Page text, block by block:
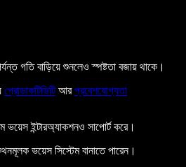
গতি বাড়িয়ে শুনলেও স্পষ্টতা বজায় থাকে।
প্রোডাকটিভিটিআরপ্রবেশযোগ্যতা
ভয়েস ইন্টারঅ্যাকশনও সাপোর্ট করে।
ভয়েস সিস্টেম বানাতে পারেন।